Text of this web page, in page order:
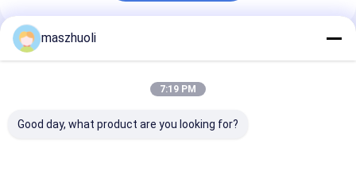
추천된 제품
maszhuoli
7:19 PM
Good day, what product are you looking for?